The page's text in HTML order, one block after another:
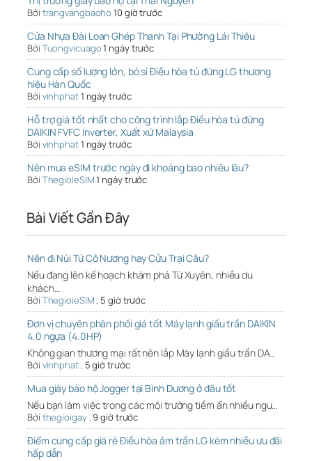
Bởi trangvangbaoho 10 giờ trước
Cửa Nhựa Đài Loan Ghép Thanh Tại Phường Lái Thiêu
Bởi Tuongvicuago1 ngày trước
Cung cấp số lượng lớn, bỏ sỉ Điều hòa tủ đứng LG thương
hiệu Hàn Quốc
Bởi vinhphat1 ngày trước
Hỗ trợ giá tốt nhất cho công trình lắp Điều hòa tủ đứng
DAIKIN FVFC Inverter, Xuất xứ Malaysia
Bởi vinhphat1 ngày trước
Nên mua eSIM trước ngày đi khoảng bao nhiêu lâu?
Bởi ThegioieSIM1 ngày trước
Bài Viết Gần Đây
Nên đi Núi Tứ Cô Nương hay Cửu Trại Câu?
Nếu đang lên kế hoạch khám phá Tứ Xuyên, nhiều du
khách…
Bởi ThegioieSIM, 5 giờ trước
Đơn vị chuyên phân phối giá tốt Máy lạnh giấu trần DAIKIN
4.0 ngựa (4.0HP)
Không gian thương mại rất nên lắp Máy lạnh giấu trần DA…
Bởi vinhphat, 5 giờ trước
Mua giày bảo hộ Jogger tại Bình Dương ở đâu tốt
Nếu bạn làm việc trong các môi trường tiềm ẩn nhiều ngu…
Bởi thegioigay,9 giờ trước
Điểm cung cấp giá rẻ Điều hòa âm trần LG kèm nhiều ưu đãi
hấp dẫn